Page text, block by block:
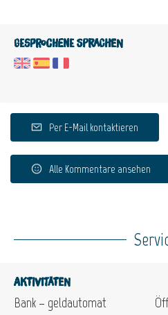
Gesprochene Sprachen
Per E-Mail kontaktieren
Alle Kommentare ansehen
Aktivitäten
Bank – geldautomat